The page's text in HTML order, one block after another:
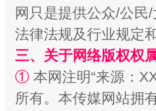
解纷+调解+退费，一次搞定
网只是提供公众/公民
法律法规及行业规定
三、关于网络版权权
① 本网注明“来源：
所有。本传媒网站拥